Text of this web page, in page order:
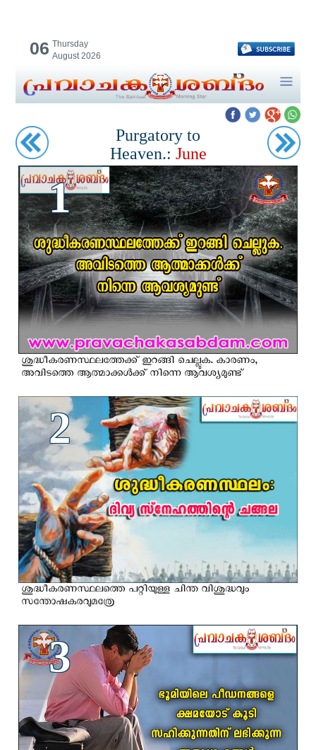
06 Thursday
August 2026
Purgatory to
Heaven.: June
1
ശുദ്ധീകരണസ്ഥലത്തേക്ക് ഇറങ്ങി ചെല്ലുക. കാരണം,
അവിടത്തെ ആത്മാക്കള്‍ക്ക് നിന്നെ ആവശ്യമുണ്ട്
2
ശുദ്ധീകരണസ്ഥലത്തെ പറ്റിയുള്ള ചിന്ത വിശുദ്ധവും
സന്തോഷകരവുമത്രേ
3